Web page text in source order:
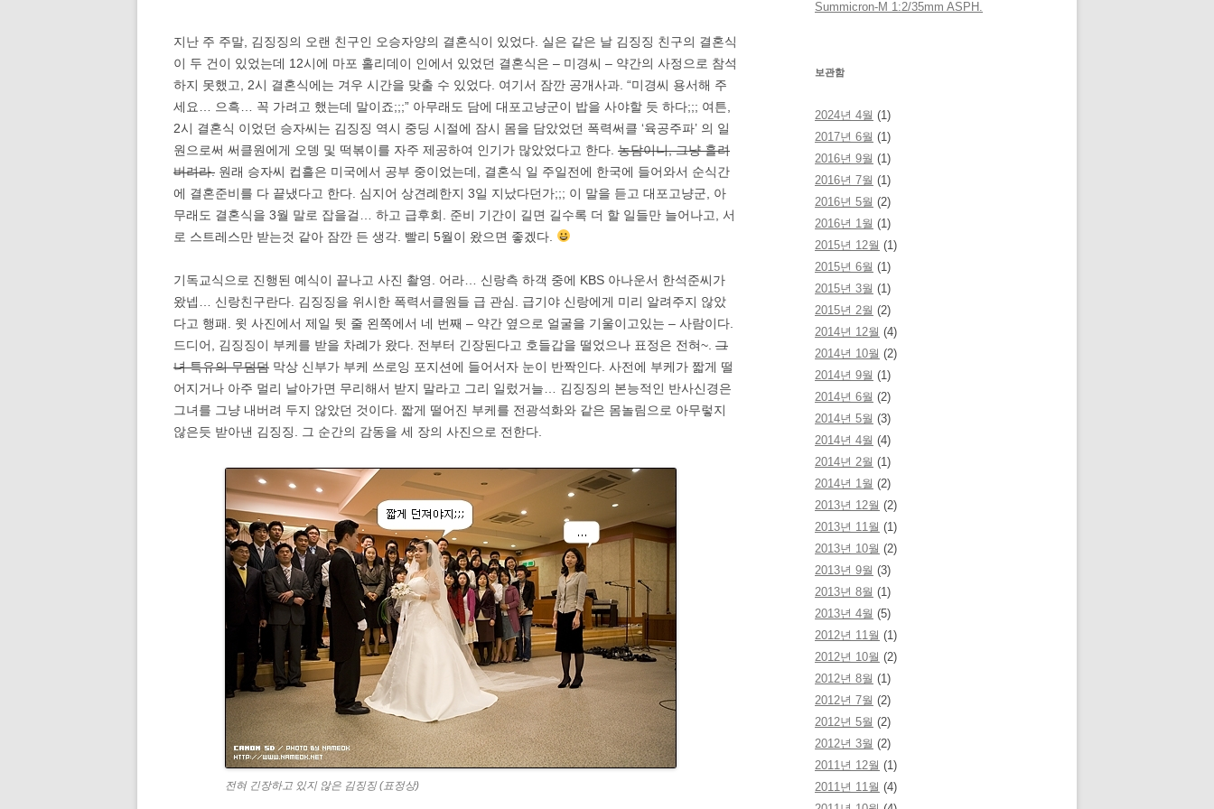
지난 주 주말, 김징징의 오랜 친구인 오승자양의 결혼식이 있었다. 실은 같은 날 김징징 친구의 결혼식
이 두 건이 있었는데 12시에 마포 홀리데이 인에서 있었던 결혼식은 – 미경씨 – 약간의 사정으로 참석
하지 못했고, 2시 결혼식에는 겨우 시간을 맞출 수 있었다. 여기서 잠깐 공개사과. “미경씨 용서해 주
세요… 으흑… 꼭 가려고 했는데 말이죠;;;” 아무래도 담에 대포고냥군이 밥을 사야할 듯 하다;;; 여튼,
2시 결혼식 이었던 승자씨는 김징징 역시 중딩 시절에 잠시 몸을 담았었던 폭력써클 ‘육공주파’ 의 일
원으로써 써클원에게 오뎅 및 떡볶이를 자주 제공하여 인기가 많았었다고 한다. 농담이니, 그냥 흘려
버려라. 원래 승자씨 컵흘은 미국에서 공부 중이었는데, 결혼식 일 주일전에 한국에 들어와서 순식간
에 결혼준비를 다 끝냈다고 한다. 심지어 상견례한지 3일 지났다던가;;; 이 말을 듣고 대포고냥군, 아
무래도 결혼식을 3월 말로 잡을걸… 하고 급후회. 준비 기간이 길면 길수록 더 할 일들만 늘어나고, 서
로 스트레스만 받는것 같아 잠깐 든 생각. 빨리 5월이 왔으면 좋겠다.
기독교식으로 진행된 예식이 끝나고 사진 촬영. 어라… 신랑측 하객 중에 KBS 아나운서 한석준씨가
왔넵… 신랑친구란다. 김징징을 위시한 폭력서클원들 급 관심. 급기야 신랑에게 미리 알려주지 않았
다고 행패. 윗 사진에서 제일 뒷 줄 왼쪽에서 네 번째 – 약간 옆으로 얼굴을 기울이고있는 – 사람이다.
드디어, 김징징이 부케를 받을 차례가 왔다. 전부터 긴장된다고 호들갑을 떨었으나 표정은 전혀~. 그
녀 특유의 무덤덤 막상 신부가 부케 쓰로잉 포지션에 들어서자 눈이 반짝인다. 사전에 부케가 짧게 떨
어지거나 아주 멀리 날아가면 무리해서 받지 말라고 그리 일렀거늘… 김징징의 본능적인 반사신경은
그녀를 그냥 내버려 두지 않았던 것이다. 짧게 떨어진 부케를 전광석화와 같은 몸놀림으로 아무렇지
않은듯 받아낸 김징징. 그 순간의 감동을 세 장의 사진으로 전한다.
전혀 긴장하고 있지 않은 김징징 (표정상)
Summicron-M 1:2/35mm ASPH.
보관함
2024년 4월 (1)
2017년 6월 (1)
2016년 9월 (1)
2016년 7월 (1)
2016년 5월 (2)
2016년 1월 (1)
2015년 12월 (1)
2015년 6월 (1)
2015년 3월 (1)
2015년 2월 (2)
2014년 12월 (4)
2014년 10월 (2)
2014년 9월 (1)
2014년 6월 (2)
2014년 5월 (3)
2014년 4월 (4)
2014년 2월 (1)
2014년 1월 (2)
2013년 12월 (2)
2013년 11월 (1)
2013년 10월 (2)
2013년 9월 (3)
2013년 8월 (1)
2013년 4월 (5)
2012년 11월 (1)
2012년 10월 (2)
2012년 8월 (1)
2012년 7월 (2)
2012년 5월 (2)
2012년 3월 (2)
2011년 12월 (1)
2011년 11월 (4)